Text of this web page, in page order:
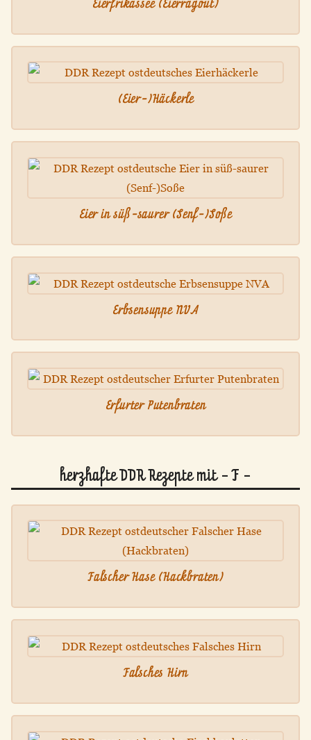
(Eier-)Häckerle
Eier in süß-saurer (Senf-)Soße
Erbsensuppe NVA
Erfurter Putenbraten
herzhafte DDR Rezepte mit - F -
Falscher Hase (Hackbraten)
Falsches Hirn